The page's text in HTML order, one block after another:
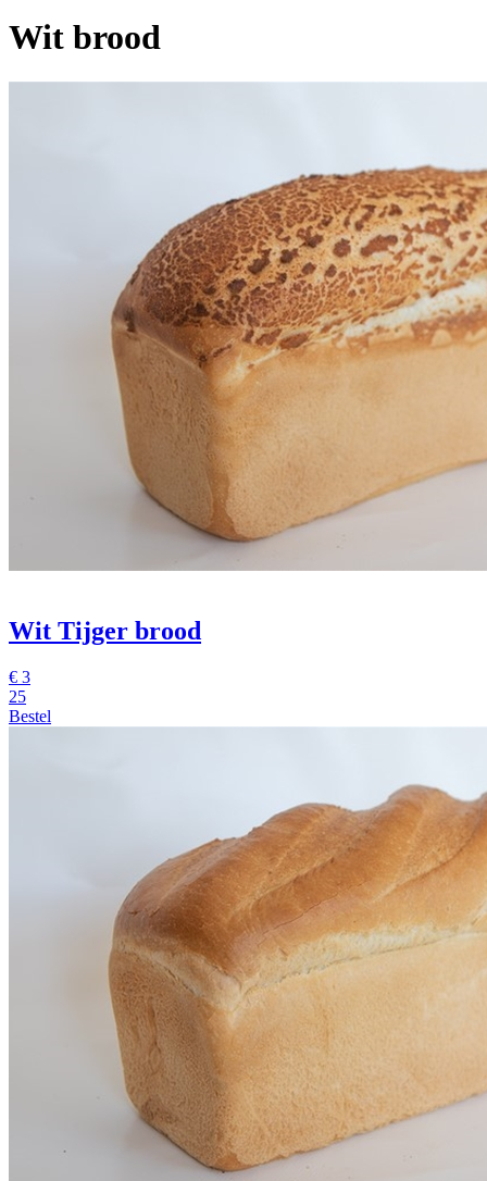
Wit brood
Wit Tijger brood
€ 3
25
Bestel